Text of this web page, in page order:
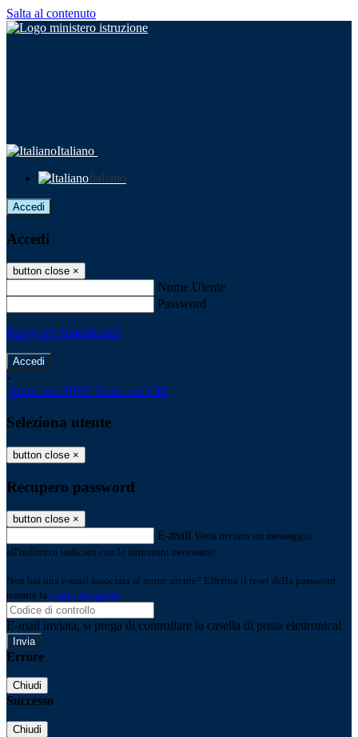
Salta al contenuto
Italiano
Italiano
Accedi
Accedi
button close ×
Nome Utente
Password
Password dimenticata?
-
Entra con SPID Entra con CIE
Seleziona utente
button close ×
Recupero password
button close ×
E-mail Verrà inviato un messaggio
all'indirizzo indicato con le istruzioni necessarie.
Non hai una e-mail associata al nome utente? Effettua il reset della password
tramite la Login Spaggiari
E-mail inviata, si prega di controllare la casella di posta elettronica!
Errore
Chiudi
Successo
Chiudi